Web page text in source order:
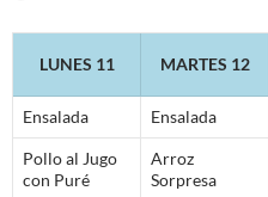
LUNES 11 MARTES 12
Ensalada Ensalada
Pollo al Jugo
con Puré
Arroz
Sorpresa